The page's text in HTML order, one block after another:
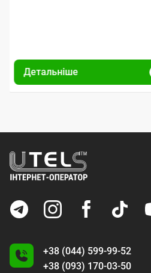
Детальніше
+38 (044) 599-99-52
+38 (093) 170-03-50